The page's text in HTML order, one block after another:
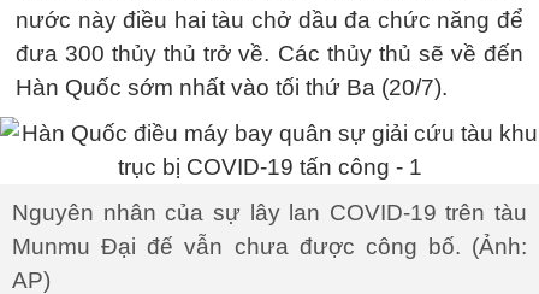
nước này điều hai tàu chở dầu đa chức năng để
đưa 300 thủy thủ trở về. Các thủy thủ sẽ về đến
Hàn Quốc sớm nhất vào tối thứ Ba (20/7).
Nguyên nhân của sự lây lan COVID-19 trên tàu
Munmu Đại đế vẫn chưa được công bố. (Ảnh:
AP)